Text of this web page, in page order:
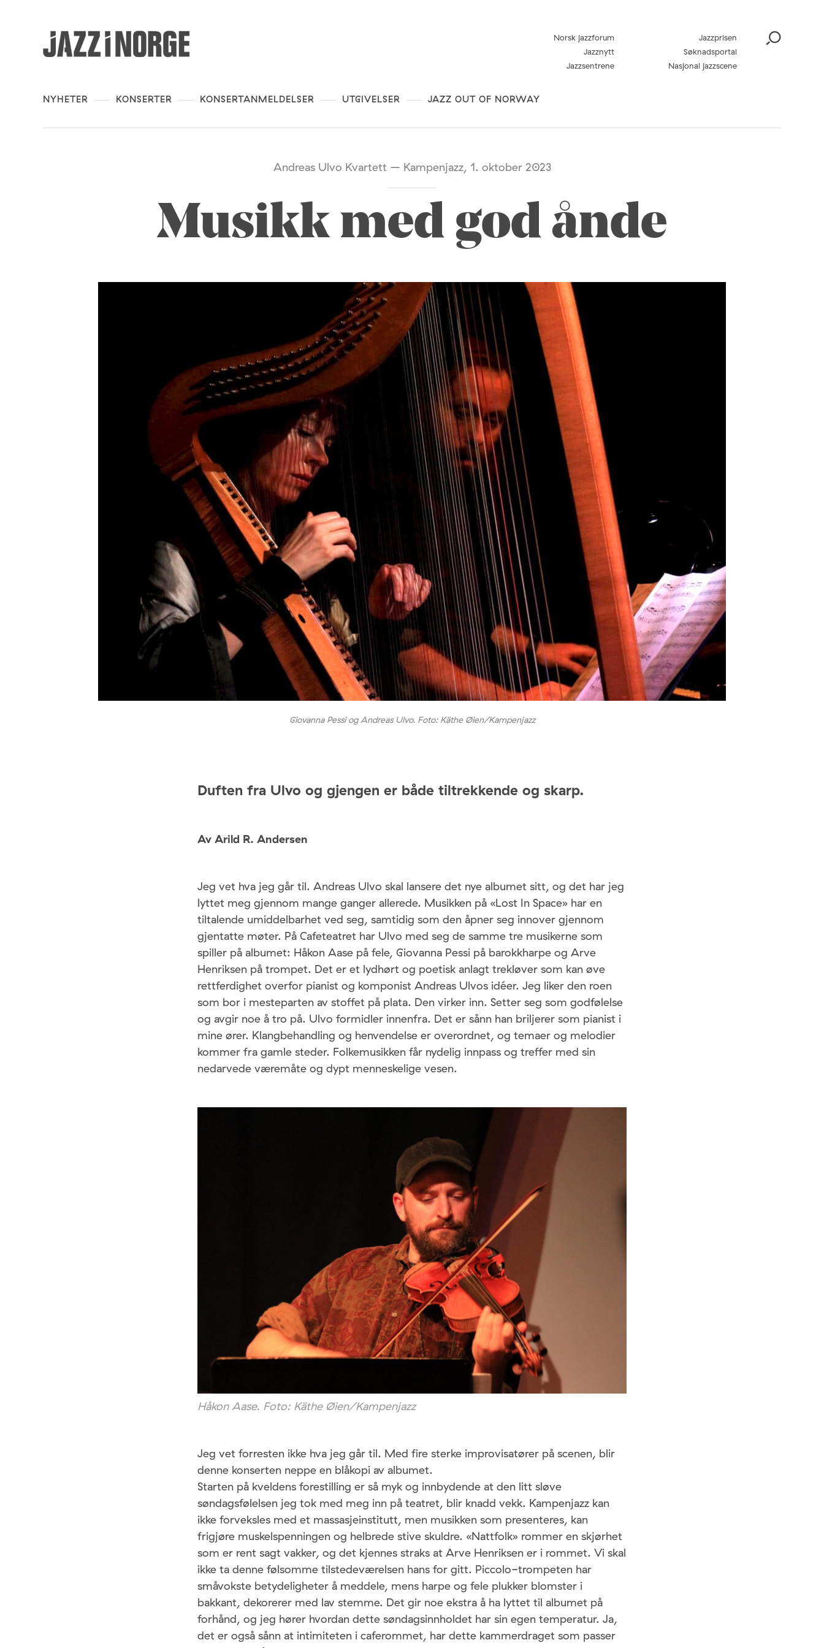
NYHETER KONSERTER KONSERTANMELDELSER UTGIVELSER JAZZ OUT OF NORWAY
Norsk jazzforum
Jazzprisen
Jazznytt
Søknadsportal
Jazzsentrene
Nasjonal jazzscene
Andreas Ulvo Kvartett – Kampenjazz, 1. oktober 2023
Musikk med god ånde
Giovanna Pessi og Andreas Ulvo. Foto: Käthe Øien/Kampenjazz
Duften fra Ulvo og gjengen er både tiltrekkende og skarp.
Av Arild R. Andersen
Jeg vet hva jeg går til. Andreas Ulvo skal lansere det nye albumet sitt, og det har jeg
lyttet meg gjennom mange ganger allerede. Musikken på «Lost In Space» har en
tiltalende umiddelbarhet ved seg, samtidig som den åpner seg innover gjennom
gjentatte møter. På Cafeteatret har Ulvo med seg de samme tre musikerne som
spiller på albumet: Håkon Aase på fele, Giovanna Pessi på barokkharpe og Arve
Henriksen på trompet. Det er et lydhørt og poetisk anlagt trekløver som kan øve
rettferdighet overfor pianist og komponist Andreas Ulvos idéer. Jeg liker den roen
som bor i mesteparten av stoffet på plata. Den virker inn. Setter seg som godfølelse
og avgir noe å tro på. Ulvo formidler innenfra. Det er sånn han briljerer som pianist i
mine ører. Klangbehandling og henvendelse er overordnet, og temaer og melodier
kommer fra gamle steder. Folkemusikken får nydelig innpass og treffer med sin
nedarvede væremåte og dypt menneskelige vesen.
Håkon Aase. Foto: Käthe Øien/Kampenjazz
Jeg vet forresten ikke hva jeg går til. Med fire sterke improvisatører på scenen, blir
denne konserten neppe en blåkopi av albumet.
Starten på kveldens forestilling er så myk og innbydende at den litt sløve
søndagsfølelsen jeg tok med meg inn på teatret, blir knadd vekk. Kampenjazz kan
ikke forveksles med et massasjeinstitutt, men musikken som presenteres, kan
frigjøre muskelspenningen og helbrede stive skuldre. «Nattfolk» rommer en skjørhet
som er rent sagt vakker, og det kjennes straks at Arve Henriksen er i rommet. Vi skal
ikke ta denne følsomme tilstedeværelsen hans for gitt. Piccolo-trompeten har
småvokste betydeligheter å meddele, mens harpe og fele plukker blomster i
bakkant, dekorerer med lav stemme. Det gir noe ekstra å ha lyttet til albumet på
forhånd, og jeg hører hvordan dette søndagsinnholdet har sin egen temperatur. Ja,
det er også sånn at intimiteten i caferommet, har dette kammerdraget som passer